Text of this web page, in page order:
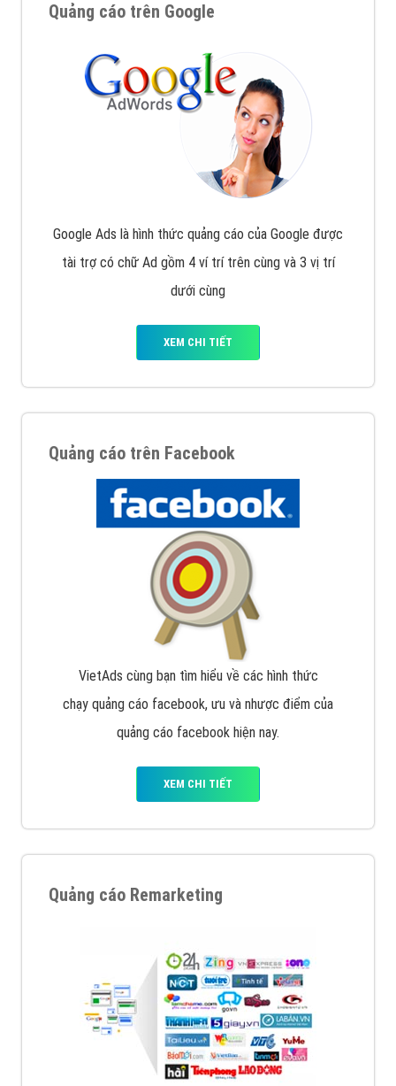
Quảng cáo trên Google
Google Ads là hình thức quảng cáo của Google được
tài trợ có chữ Ad gồm 4 ví trí trên cùng và 3 vị trí
dưới cùng
XEM CHI TIẾT
Quảng cáo trên Facebook
VietAds cùng bạn tìm hiểu về các hình thức
chạy quảng cáo facebook, ưu và nhược điểm của
quảng cáo facebook hiện nay.
XEM CHI TIẾT
Quảng cáo Remarketing